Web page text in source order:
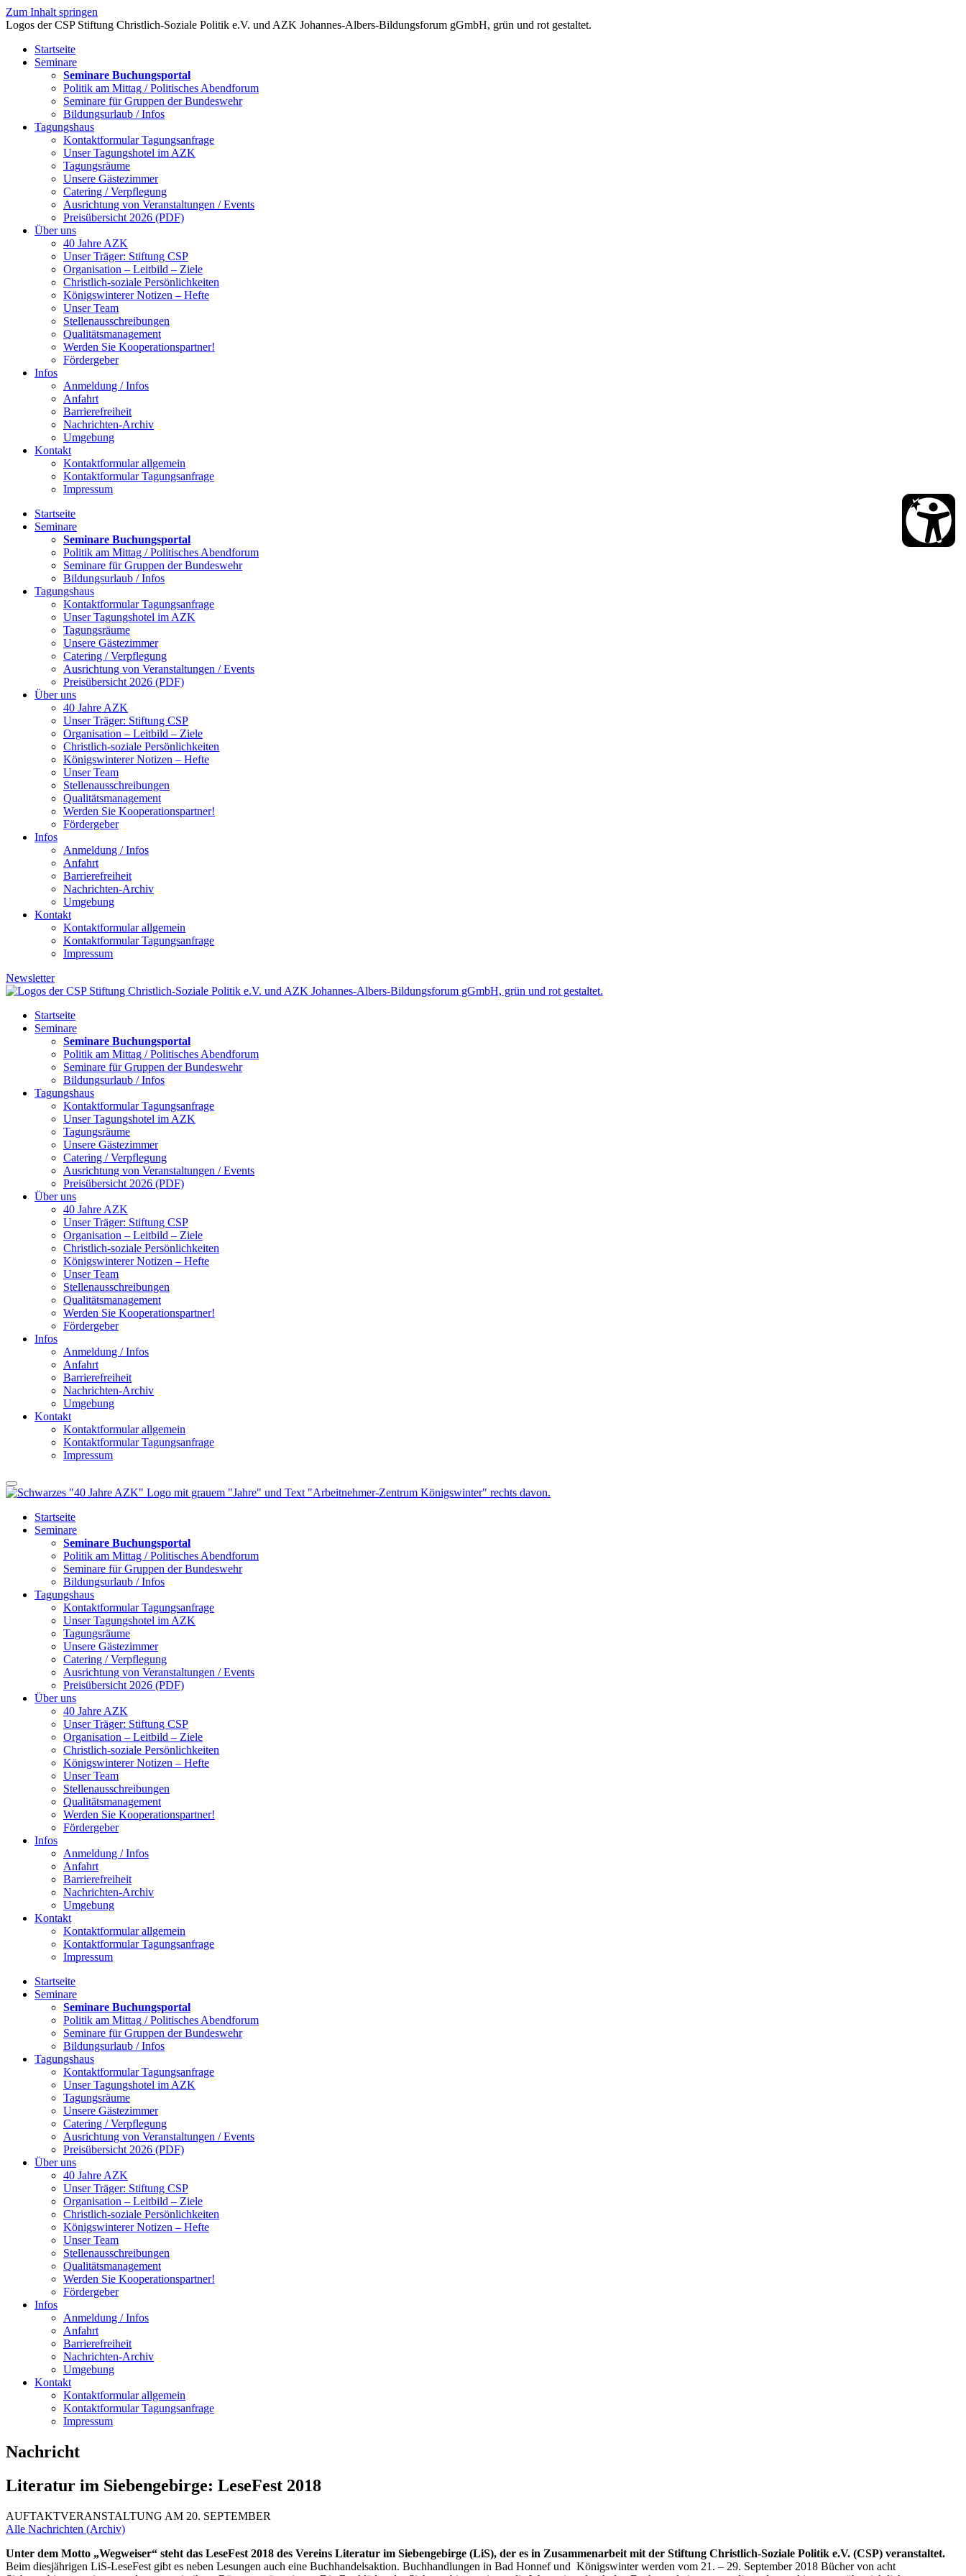
Zum Inhalt springen
Startseite
Seminare
Seminare Buchungsportal
Politik am Mittag / Politisches Abendforum
Seminare für Gruppen der Bundeswehr
Bildungsurlaub / Infos
Tagungshaus
Kontaktformular Tagungsanfrage
Unser Tagungshotel im AZK
Tagungsräume
Unsere Gästezimmer
Catering / Verpflegung
Ausrichtung von Veranstaltungen / Events
Preisübersicht 2026 (PDF)
Über uns
40 Jahre AZK
Unser Träger: Stiftung CSP
Organisation – Leitbild – Ziele
Christlich-soziale Persönlichkeiten
Königswinterer Notizen – Hefte
Unser Team
Stellenausschreibungen
Qualitätsmanagement
Werden Sie Kooperationspartner!
Fördergeber
Infos
Anmeldung / Infos
Anfahrt
Barrierefreiheit
Nachrichten-Archiv
Umgebung
Kontakt
Kontaktformular allgemein
Kontaktformular Tagungsanfrage
Impressum
Startseite
Seminare
Seminare Buchungsportal
Politik am Mittag / Politisches Abendforum
Seminare für Gruppen der Bundeswehr
Bildungsurlaub / Infos
Tagungshaus
Kontaktformular Tagungsanfrage
Unser Tagungshotel im AZK
Tagungsräume
Unsere Gästezimmer
Catering / Verpflegung
Ausrichtung von Veranstaltungen / Events
Preisübersicht 2026 (PDF)
Über uns
40 Jahre AZK
Unser Träger: Stiftung CSP
Organisation – Leitbild – Ziele
Christlich-soziale Persönlichkeiten
Königswinterer Notizen – Hefte
Unser Team
Stellenausschreibungen
Qualitätsmanagement
Werden Sie Kooperationspartner!
Fördergeber
Infos
Anmeldung / Infos
Anfahrt
Barrierefreiheit
Nachrichten-Archiv
Umgebung
Kontakt
Kontaktformular allgemein
Kontaktformular Tagungsanfrage
Impressum
Newsletter
Startseite
Seminare
Seminare Buchungsportal
Politik am Mittag / Politisches Abendforum
Seminare für Gruppen der Bundeswehr
Bildungsurlaub / Infos
Tagungshaus
Kontaktformular Tagungsanfrage
Unser Tagungshotel im AZK
Tagungsräume
Unsere Gästezimmer
Catering / Verpflegung
Ausrichtung von Veranstaltungen / Events
Preisübersicht 2026 (PDF)
Über uns
40 Jahre AZK
Unser Träger: Stiftung CSP
Organisation – Leitbild – Ziele
Christlich-soziale Persönlichkeiten
Königswinterer Notizen – Hefte
Unser Team
Stellenausschreibungen
Qualitätsmanagement
Werden Sie Kooperationspartner!
Fördergeber
Infos
Anmeldung / Infos
Anfahrt
Barrierefreiheit
Nachrichten-Archiv
Umgebung
Kontakt
Kontaktformular allgemein
Kontaktformular Tagungsanfrage
Impressum
Startseite
Seminare
Seminare Buchungsportal
Politik am Mittag / Politisches Abendforum
Seminare für Gruppen der Bundeswehr
Bildungsurlaub / Infos
Tagungshaus
Kontaktformular Tagungsanfrage
Unser Tagungshotel im AZK
Tagungsräume
Unsere Gästezimmer
Catering / Verpflegung
Ausrichtung von Veranstaltungen / Events
Preisübersicht 2026 (PDF)
Über uns
40 Jahre AZK
Unser Träger: Stiftung CSP
Organisation – Leitbild – Ziele
Christlich-soziale Persönlichkeiten
Königswinterer Notizen – Hefte
Unser Team
Stellenausschreibungen
Qualitätsmanagement
Werden Sie Kooperationspartner!
Fördergeber
Infos
Anmeldung / Infos
Anfahrt
Barrierefreiheit
Nachrichten-Archiv
Umgebung
Kontakt
Kontaktformular allgemein
Kontaktformular Tagungsanfrage
Impressum
Startseite
Seminare
Seminare Buchungsportal
Politik am Mittag / Politisches Abendforum
Seminare für Gruppen der Bundeswehr
Bildungsurlaub / Infos
Tagungshaus
Kontaktformular Tagungsanfrage
Unser Tagungshotel im AZK
Tagungsräume
Unsere Gästezimmer
Catering / Verpflegung
Ausrichtung von Veranstaltungen / Events
Preisübersicht 2026 (PDF)
Über uns
40 Jahre AZK
Unser Träger: Stiftung CSP
Organisation – Leitbild – Ziele
Christlich-soziale Persönlichkeiten
Königswinterer Notizen – Hefte
Unser Team
Stellenausschreibungen
Qualitätsmanagement
Werden Sie Kooperationspartner!
Fördergeber
Infos
Anmeldung / Infos
Anfahrt
Barrierefreiheit
Nachrichten-Archiv
Umgebung
Kontakt
Kontaktformular allgemein
Kontaktformular Tagungsanfrage
Impressum
Nachricht
Literatur im Siebengebirge: LeseFest 2018
AUFTAKTVERANSTALTUNG AM 20. SEPTEMBER
Alle Nachrichten (Archiv)
Unter dem Motto „Wegweiser“ steht das LeseFest 2018 des Vereins Literatur im Siebengebirge (LiS), der es in Zusammenarbeit mit der Stiftung Christlich-Soziale Politik e.V. (CSP) veranstaltet.
Beim diesjährigen LiS-LeseFest gibt es neben Lesungen auch eine Buchhandelsaktion. Buchhandlungen in Bad Honnef und Königswinter werden vom 21. – 29. September 2018 Bücher von acht